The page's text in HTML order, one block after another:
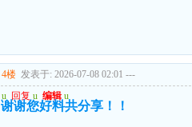
4楼 发表于: 2026-07-08 02:01 ---
u 回复 u 编辑 u
谢谢您好料共分享！！